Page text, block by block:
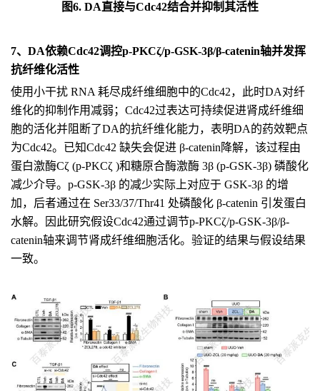
图6. DA直接与Cdc42结合并抑制其活性
7、DA依赖Cdc42调控p-PKCζ/p-GSK-3β/β-catenin轴并发挥
抗纤维化活性
使用小干扰 RNA 耗尽成纤维细胞中的Cdc42，此时DA对纤
维化的抑制作用减弱；Cdc42过表达可持续促进肾成纤维细
胞的活化并阻断了DA的抗纤维化能力，表明DA的药效靶点
为Cdc42。已知Cdc42 缺失会促进 β-catenin降解，该过程由
蛋白激酶Cζ (p-PKCζ )和糖原合酶激酶 3β (p-GSK-3β) 磷酸化
减少介导。p-GSK-3β 的减少实际上对应于 GSK-3β 的增
加，后者通过在 Ser33/37/Thr41 处磷酸化 β-catenin 引发蛋白
水解。因此研究假设Cdc42通过调节p-PKCζ/p-GSK-3β/β-
catenin轴来调节肾成纤维细胞活化。验证的结果与假设结果
一致。